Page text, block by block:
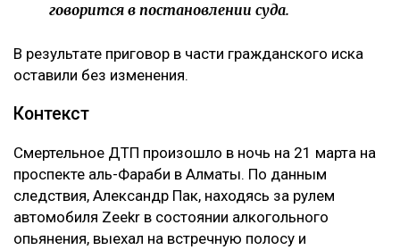
говорится в постановлении суда.
В результате приговор в части гражданского иска
оставили без изменения.
Контекст
Смертельное ДТП произошло в ночь на 21 марта на
проспекте аль-Фараби в Алматы. По данным
следствия, Александр Пак, находясь за рулем
автомобиля Zeekr в состоянии алкогольного
опьянения, выехал на встречную полосу и